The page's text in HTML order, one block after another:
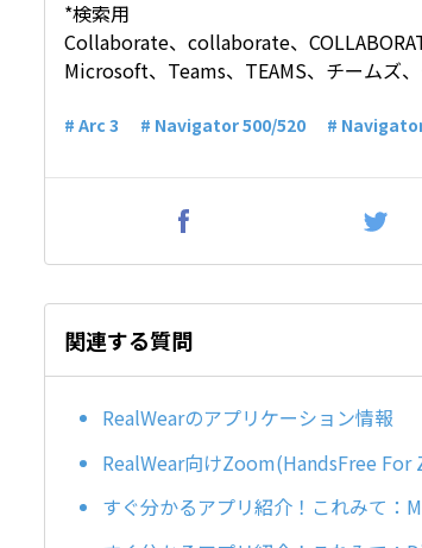
*検索用
Collaborate、collaborate、
Microsoft、Teams、TEAMS、チームズ
# Arc 3 # Navigator 500/520 #
関連する質問
RealWearのアプリケーション情報
RealWear向けZoom(HandsFree For
すぐ分かるアプリ紹介！これみて